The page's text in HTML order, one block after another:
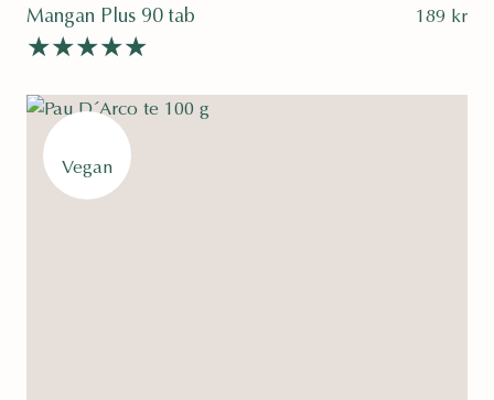
Mangan Plus 90 tab
Betygsatt
4.50av 5
189 kr
Vegan